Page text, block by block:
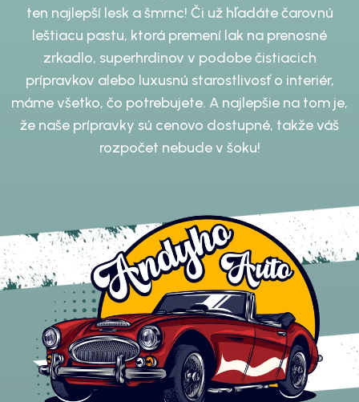
ten najlepší lesk a šmrnc! Či už hľadáte čarovnú
leštiacu pastu, ktorá premení lak na prenosné
zrkadlo, superhrdinov v podobe čistiacich
prípravkov alebo luxusnú starostlivosť o interiér,
máme všetko, čo potrebujete. A najlepšie na tom je,
že naše prípravky sú cenovo dostupné, takže váš
rozpočet nebude v šoku!